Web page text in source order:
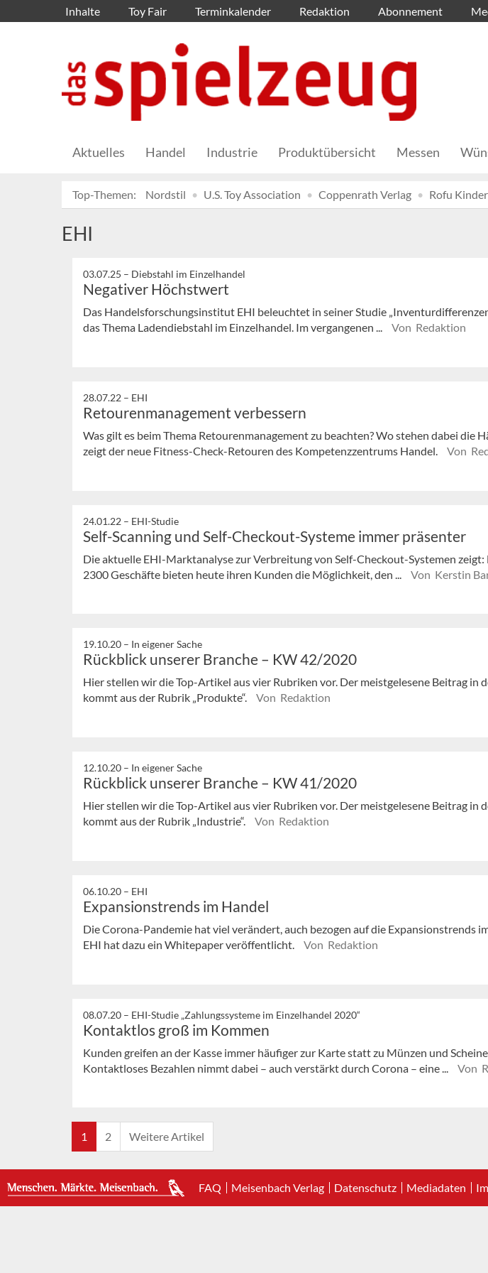
Inhalte Toy Fair Terminkalender Redaktion Abonnement
Aktuelles Handel Industrie Produktübersicht Messen
Top-Themen: Nordstil U.S. Toy Association Coppenrath Verlag Rofu
EHI
03.07.25 – Diebstahl im Einzelhandel
Negativer Höchstwert
Das Handelsforschungsinstitut EHI beleuchtet in seiner Studie
das Thema Ladendiebstahl im Einzelhandel. Im vergangenen ...
Von Redaktion
28.07.22 – EHI
Retourenmanagement verbessern
Was gilt es beim Thema Retourenmanagement zu beachten? Wo stehen dabei die
zeigt der neue Fitness-Check-Retouren des Kompetenzzentrums Handel.
Von
24.01.22 – EHI-Studie
Self-Scanning und Self-Checkout-Systeme immer präsenter
Die aktuelle EHI-Marktanalyse zur Verbreitung von Self-Checkout-Systemen zeigt:
2300 Geschäfte bieten heute ihren Kunden die Möglichkeit, den ...
Von Kerstin
19.10.20 – In eigener Sache
Rückblick unserer Branche – KW 42/2020
Hier stellen wir die Top-Artikel aus vier Rubriken vor. Der meistgelesene Beitrag in
kommt aus der Rubrik „Produkte“.
Von Redaktion
12.10.20 – In eigener Sache
Rückblick unserer Branche – KW 41/2020
Hier stellen wir die Top-Artikel aus vier Rubriken vor. Der meistgelesene Beitrag in
kommt aus der Rubrik „Industrie“.
Von Redaktion
06.10.20 – EHI
Expansionstrends im Handel
Die Corona-Pandemie hat viel verändert, auch bezogen auf die Expansionstrends
EHI hat dazu ein Whitepaper veröffentlicht.
Von Redaktion
08.07.20 – EHI-Studie „Zahlungssysteme im Einzelhandel 2020“
Kontaktlos groß im Kommen
Kunden greifen an der Kasse immer häufiger zur Karte statt zu Münzen und
Kontaktloses Bezahlen nimmt dabei – auch verstärkt durch Corona – eine ...
Von
1 2 Weitere Artikel
FAQ Meisenbach Verlag Datenschutz Mediadaten